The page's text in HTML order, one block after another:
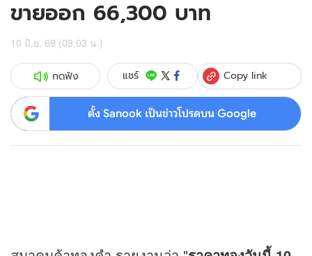
ขายออก 66,300 บาท
10 มิ.ย. 69 (09:03 น.)
กดฟัง แชร์ Copy link
ตั้ง Sanook เป็นข่าวโปรดบน Google